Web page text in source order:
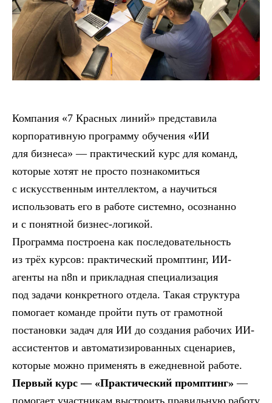
Компания «7 Красных линий» представила
корпоративную программу обучения «ИИ
для бизнеса» — практический курс для команд,
которые хотят не просто познакомиться
с искусственным интеллектом, а научиться
использовать его в работе системно, осознанно
и с понятной бизнес-логикой.
Программа построена как последовательность
из трёх курсов: практический промптинг, ИИ-
агенты на n8n и прикладная специализация
под задачи конкретного отдела. Такая структура
помогает команде пройти путь от грамотной
постановки задач для ИИ до создания рабочих ИИ-
ассистентов и автоматизированных сценариев,
которые можно применять в ежедневной работе.
Первый курс — «Практический промптинг» —
помогает участникам выстроить правильную работу